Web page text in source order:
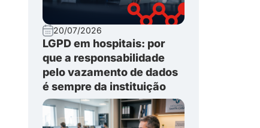
20/07/2026
LGPD em hospitais: por
que a responsabilidade
pelo vazamento de dados
é sempre da instituição